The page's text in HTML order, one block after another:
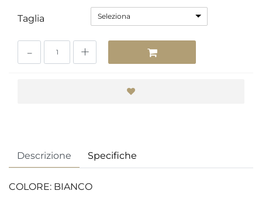
Taglia Seleziona
Descrizione Specifiche
COLORE: BIANCO